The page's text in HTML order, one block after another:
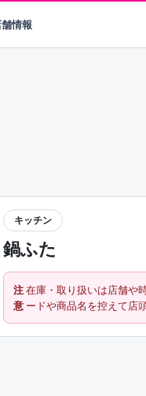
情報
キッチン
鍋ふた
注
意
在庫・取り扱いは店舗や
ードや商品名を控えて店